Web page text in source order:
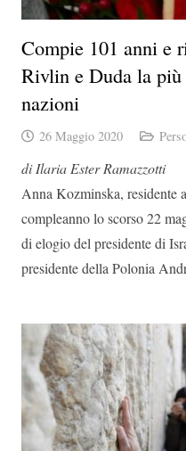
Compie 101 anni e
Rivlin e Duda la
nazioni
26 Maggio 2020
di Ilaria Ester Ramazzotti
Anna Kozminska, residente
compleanno lo scorso 22
di elogio del presidente di
presidente della Polonia